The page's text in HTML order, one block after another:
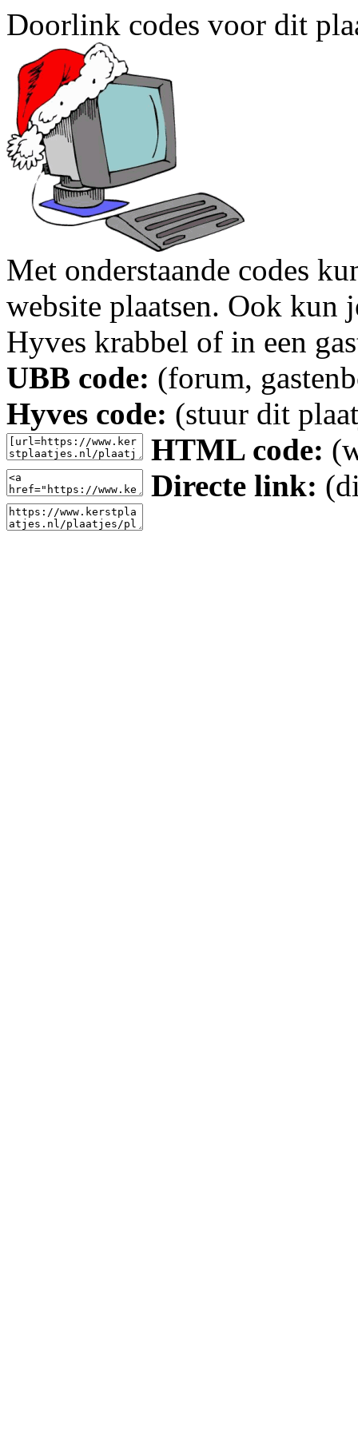
Doorlink codes voor dit
Met onderstaande codes
website plaatsen. Ook kun
Hyves krabbel of in een
UBB code: (forum,
Hyves code: (stuur dit
HTML code:
Directe link: